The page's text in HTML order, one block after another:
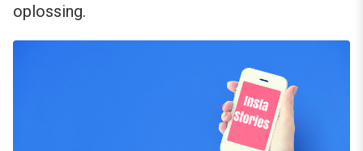
oplossing.